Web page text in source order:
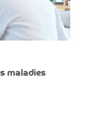
maladies